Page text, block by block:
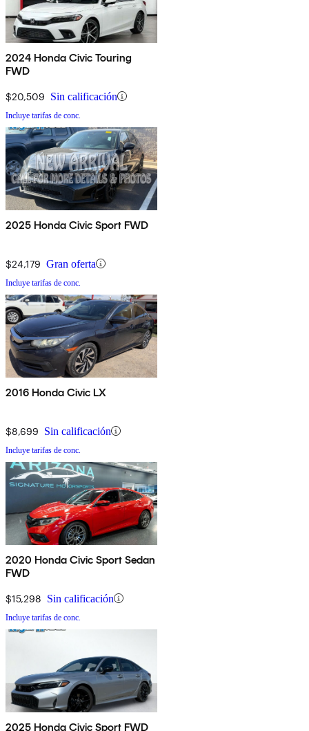
2024 Honda Civic Touring
FWD
$20,509 Sin calificación
Incluye tarifas de conc.
2025 Honda Civic Sport FWD
$24,179 Gran oferta
Incluye tarifas de conc.
2016 Honda Civic LX
$8,699 Sin calificación
Incluye tarifas de conc.
2020 Honda Civic Sport Sedan
FWD
$15,298 Sin calificación
Incluye tarifas de conc.
2025 Honda Civic Sport FWD